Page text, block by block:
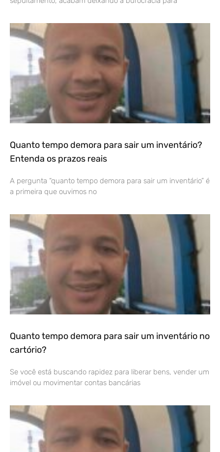
Quanto tempo demora para sair um inventário?
Entenda os prazos reais
A pergunta “quanto tempo demora para sair um inventário” é
a primeira que ouvimos no
Quanto tempo demora para sair um inventário no
cartório?
Se você está buscando rapidez para liberar bens, vender um
imóvel ou movimentar contas bancárias